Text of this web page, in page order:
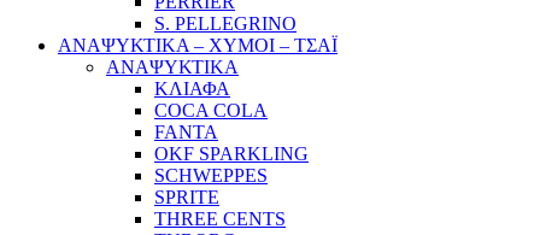
S. PELLEGRINO
ΑΝΑΨΥΚΤΙΚΑ – ΧΥΜΟΙ – ΤΣΑΪ
ΑΝΑΨΥΚΤΙΚΑ
ΚΛΙΑΦΑ
COCA COLA
FANTA
OKF SPARKLING
SCHWEPPES
SPRITE
THREE CENTS